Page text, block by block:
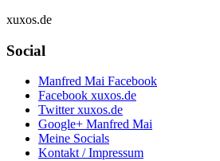
xuxos.de
Social
Manfred Mai Facebook
Facebook xuxos.de
Twitter xuxos.de
Google+ Manfred Mai
Meine Socials
Kontakt / Impressum